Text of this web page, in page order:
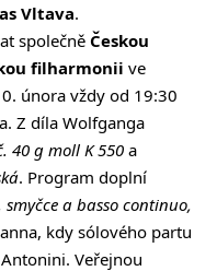
Vltava.
společně Českou
filharmonii ve
února vždy od 19:30
Z díla Wolfganga
40 g moll K 550a
. Program doplní
a basso continuo,
kdy sólového partu
Veřejnou